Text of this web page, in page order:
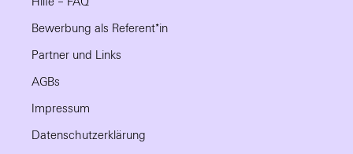
Bewerbung als Referent*in
Partner und Links
AGBs
Impressum
Datenschutzerklärung